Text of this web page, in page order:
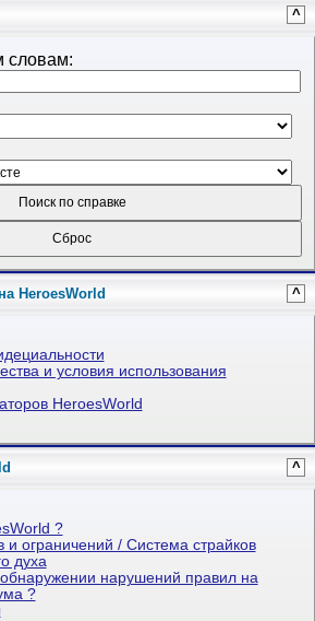
^
словам:
HeroesWorld ^
и условия использования
HeroesWorld
^
?
и ограничений / Система страйков
духа
нарушений правил на
?